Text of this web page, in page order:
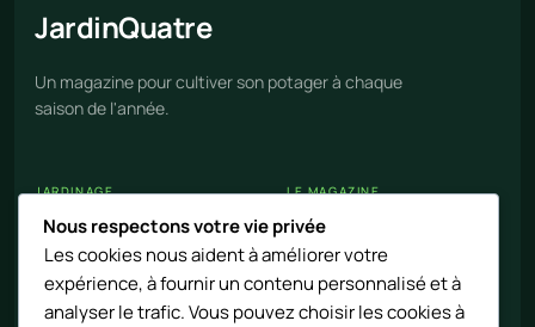
JardinQuatre
Un magazine pour cultiver son potager à chaque
saison de l'année.
JARDINAGE
Calendrier potager
Cultures et légumes
Techniques naturelles
LE MAGAZINE
Nos articles
Flux RSS
Nous respectons votre vie privée
Les cookies nous aident à améliorer votre
expérience, à fournir un contenu personnalisé et à
analyser le trafic. Vous pouvez choisir les cookies à